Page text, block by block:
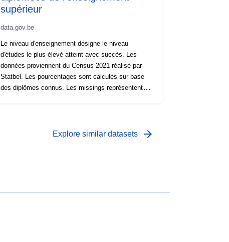
supérieur
data.gov.be
Le niveau d'enseignement désigne le niveau
d'études le plus élevé atteint avec succès. Les
données proviennent du Census 2021 réalisé par
Statbel. Les pourcentages sont calculés sur base
des diplômes connus. Les missings représentent en
Explore similar datasets arrow_forward